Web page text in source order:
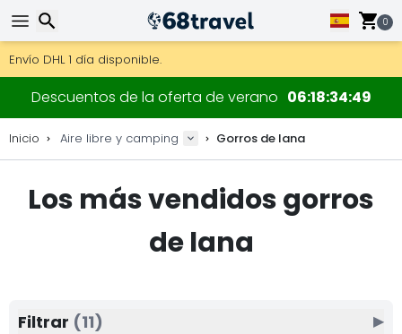
0
Consigue el envío gratuito en pedidos de más de 250 €.
Envío DHL 1 día disponible.
30 días para devoluciones, 90 días para mapas de madera
Descuentos de la oferta de verano 06183448
Inicio Aire libre y camping Gorros de lana
Los más vendidos gorros
de lana
Filtrar (11) ▶
Buscar
Buscar